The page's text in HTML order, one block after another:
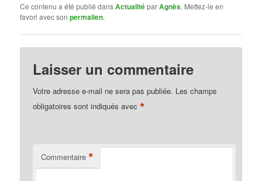
Ce contenu a été publié dansActualitéparAgnès. Mettez-le en
favori avec sonpermalien.
Laisser un commentaire
Votre adresse e-mail ne sera pas publiée. Les champs
obligatoires sont indiqués avec*
Commentaire *